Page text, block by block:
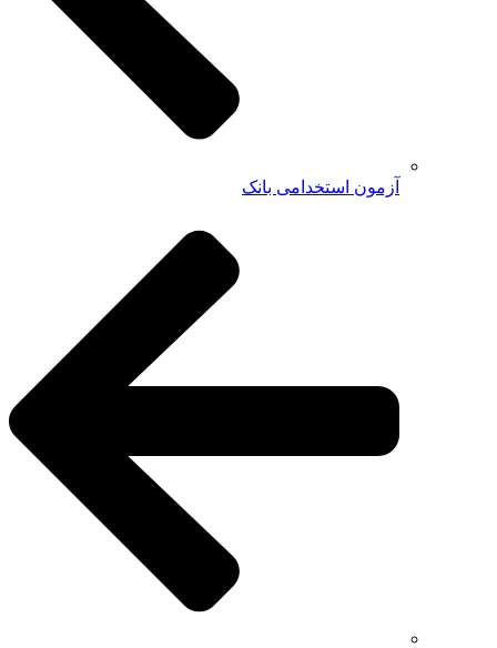
آزمون استخدامی بانک